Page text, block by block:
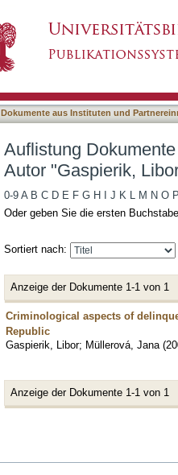
Dokumente aus Instituten und
Auflistung
Autor "Gaspierik,
0-9 A B C D E F G H J K L M N O P
Oder geben Sie die ersten
Sortiert nach:
Anzeige der Dokumente 1-1 von 1
Criminological aspects of
Republic
Gaspierik, Libor; Müllerová, Jana (
Anzeige der Dokumente 1-1 von 1